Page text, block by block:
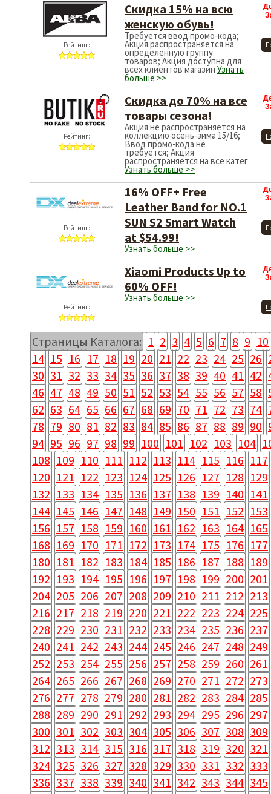
Рейтинг:
Скидка 15% на всю
женскую обувь!
Требуется ввод промо-кода;
Акция распространяется на
определенную группу
товаров; Акция доступна для
всех клиентов магазин Узнать
больше >>
Рейтинг:
Скидка до 70% на все
товары сезона!
Акция не распространяется на
коллекцию осень-зима 15/16;
Ввод промо-кода не
требуется; Акция
распространяется на все катег
Узнать больше >>
Рейтинг:
16% OFF+ Free
Leather Band for NO.1
SUN S2 Smart Watch
at $54.99!
Узнать больше >>
Рейтинг:
Xiaomi Products Up to
60% OFF!
Узнать больше >>
Страницы Каталога: 1 2 3 4 5 6 7 8 9 10
14 15 16 17 18 19 20 21 22 23 24 25 26
30 31 32 33 34 35 36 37 38 39 40 41 42
46 47 48 49 50 51 52 53 54 55 56 57 58
62 63 64 65 66 67 68 69 70 71 72 73 74
78 79 80 81 82 83 84 85 86 87 88 89 90
94 95 96 97 98 99 100 101 102 103 104
108 109 110 111 112 113 114 115 116 117
120 121 122 123 124 125 126 127 128 129
132 133 134 135 136 137 138 139 140 141
144 145 146 147 148 149 150 151 152 153
156 157 158 159 160 161 162 163 164 165
168 169 170 171 172 173 174 175 176 177
180 181 182 183 184 185 186 187 188 189
192 193 194 195 196 197 198 199 200 201
204 205 206 207 208 209 210 211 212 213
216 217 218 219 220 221 222 223 224 225
228 229 230 231 232 233 234 235 236 237
240 241 242 243 244 245 246 247 248 249
252 253 254 255 256 257 258 259 260 261
264 265 266 267 268 269 270 271 272 273
276 277 278 279 280 281 282 283 284 285
288 289 290 291 292 293 294 295 296 297
300 301 302 303 304 305 306 307 308 309
312 313 314 315 316 317 318 319 320 321
324 325 326 327 328 329 330 331 332 333
336 337 338 339 340 341 342 343 344 345